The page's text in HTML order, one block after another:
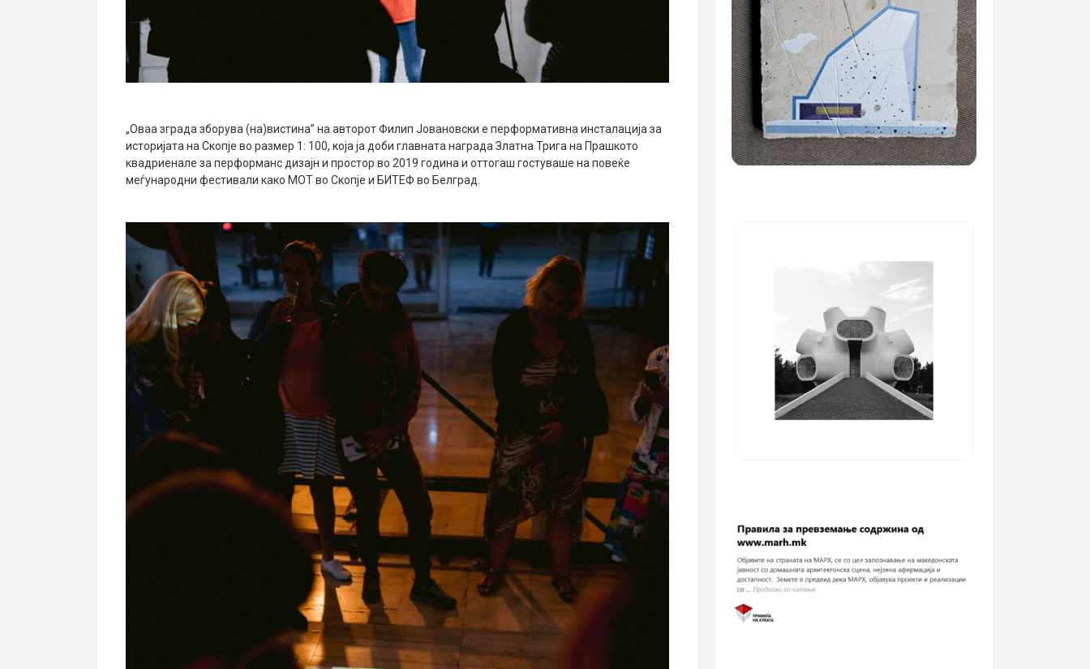
„Оваа зграда зборува (на)вистина” на авторот Филип Јовановски е перформативна инсталација за
историјата на Скопје во размер 1: 100, која ја доби главната награда Златна Трига на Прашкото
квадриенале за перформанс дизајн и простор во 2019 година и оттогаш гостуваше на повеќе
меѓународни фестивали како МОТво Скопје и БИТЕФ во Белград